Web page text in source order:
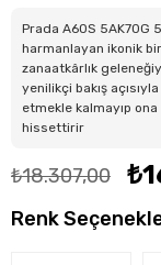
Prada A60S 5AK70G
harmanlayan ikonik
zanaatkârlık
yenilikçi bakış
etmekle kalmayıp
hissettirir
₺18.307,00
Renk